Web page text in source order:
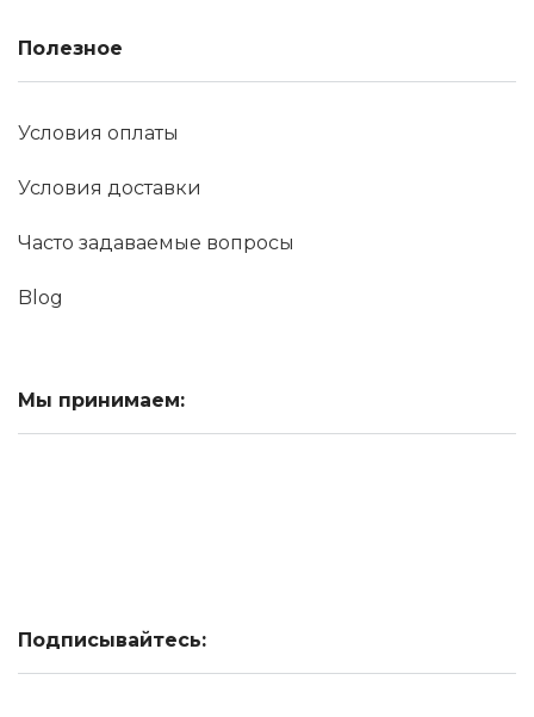
Полезное
Условия оплаты
Условия доставки
Часто задаваемые вопросы
Blog
Мы принимаем:
Подписывайтесь: